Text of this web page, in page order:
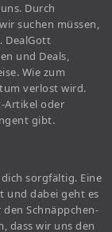
Durch
suchen müssen,
DealGott
und Deals,
Wie zum
verlost wird.
Artikel oder
gibt.
sorgfältig. Eine
und dabei geht es
Schnäppchen-
dass wir uns den